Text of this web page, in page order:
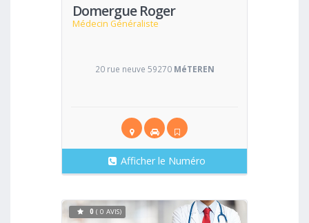
Domergue Roger
Médecin Généraliste
20 rue neuve 59270 MéTEREN
Afficher le Numéro
0 ( 0 AVIS)